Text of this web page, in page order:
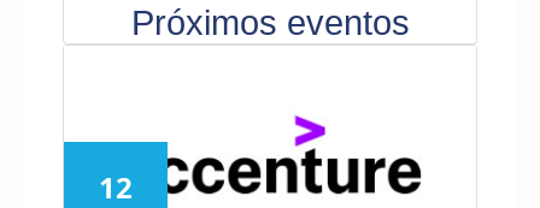
Próximos eventos
12